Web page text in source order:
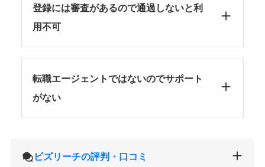
登録には審査があるので通過しないと利
用不可
転職エージェントではないのでサポート
がない
ビズリーチの評判・口コミ